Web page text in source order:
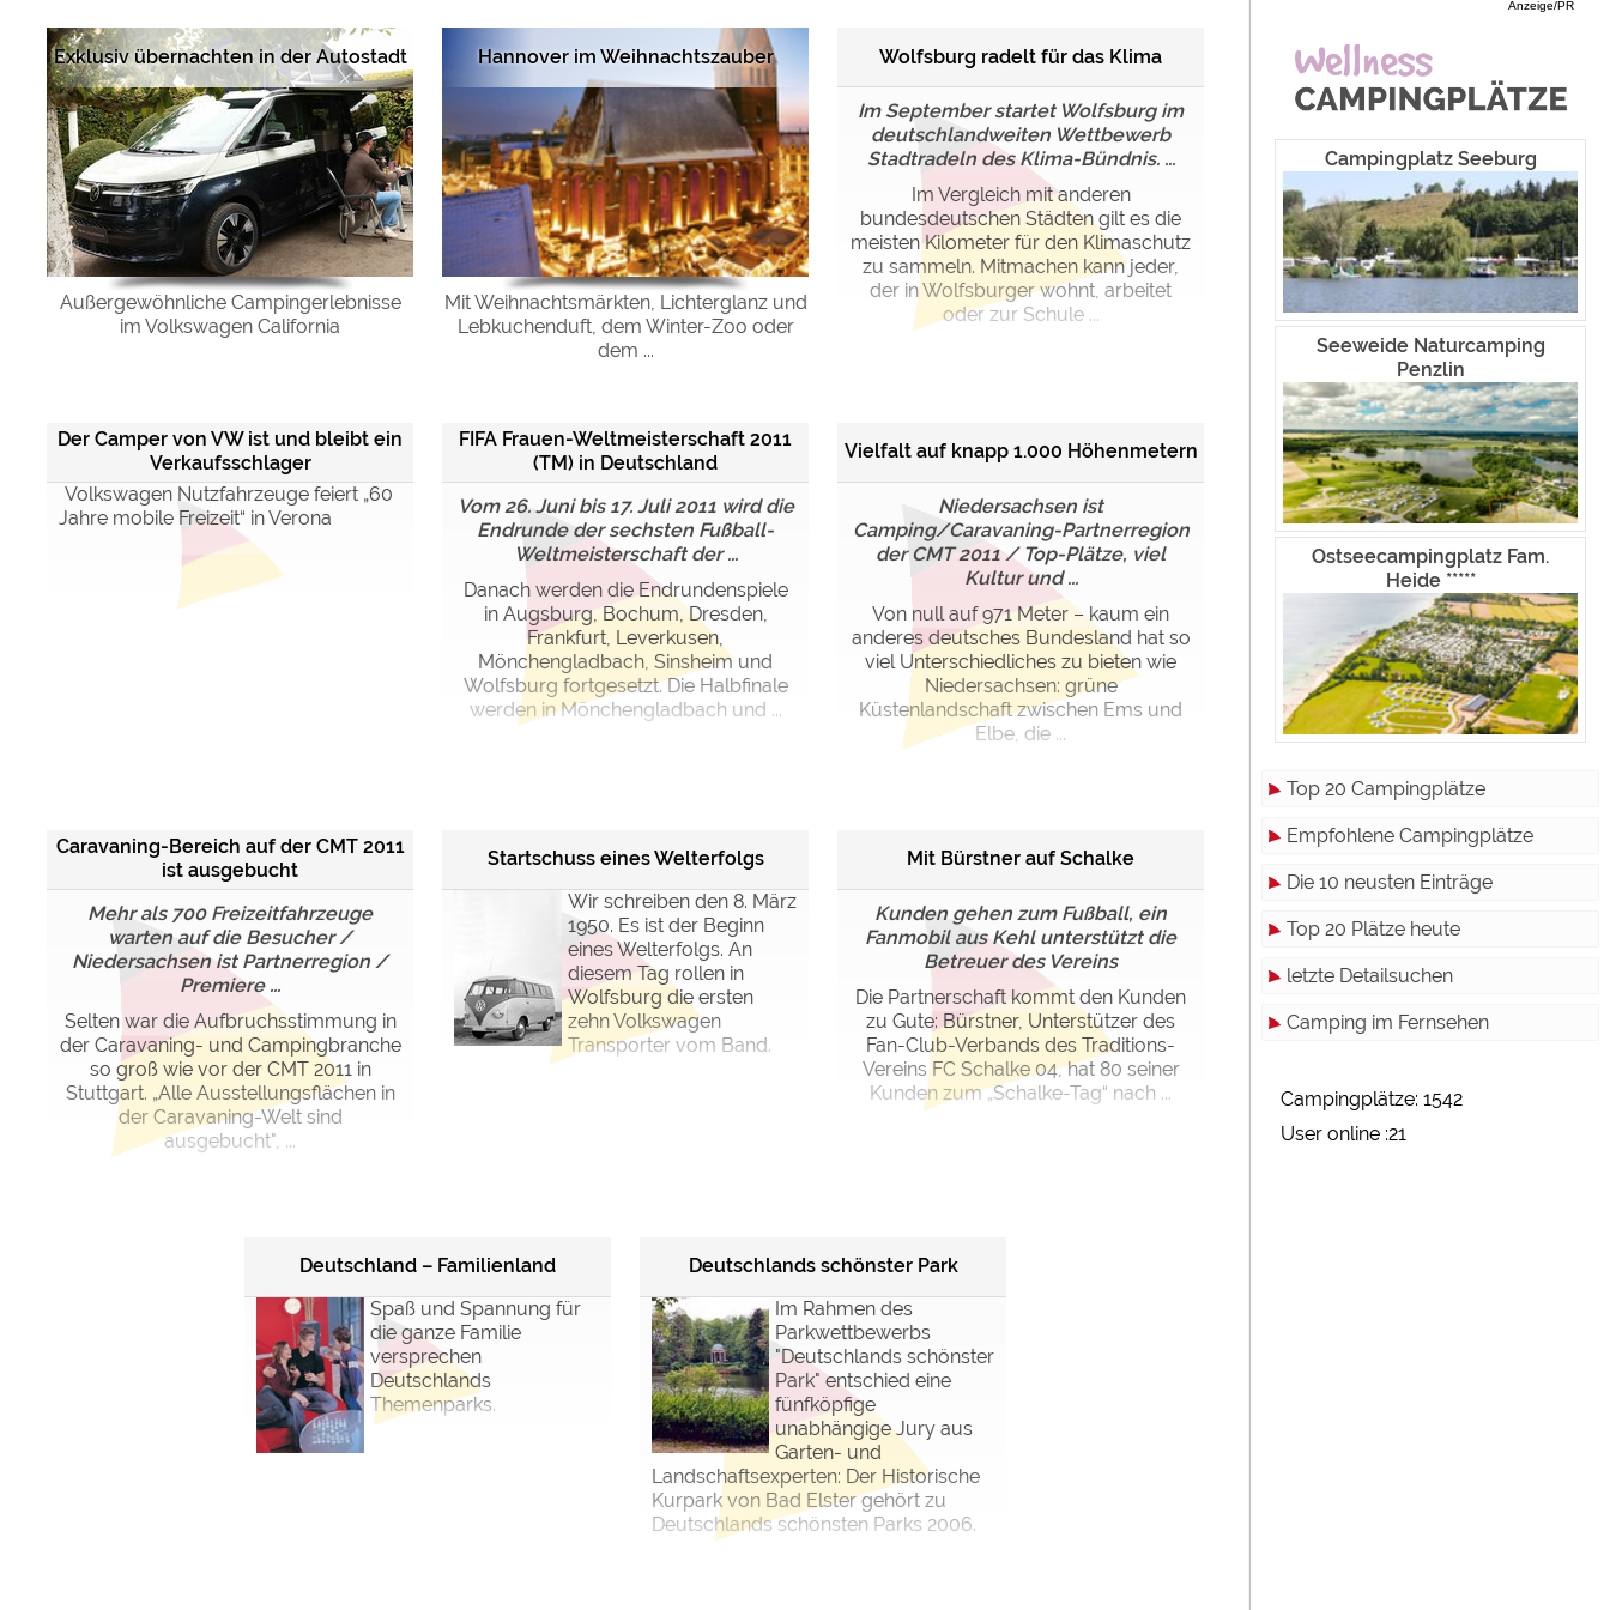
Exklusiv übernachten in der Autostadt
Außergewöhnliche Campingerlebnisse
im Volkswagen California
Hannover im Weihnachtszauber
Mit Weihnachtsmärkten, Lichterglanz und
Lebkuchenduft, dem Winter-Zoo oder
dem ...
Wolfsburg radelt für das Klima
Im September startet Wolfsburg im
deutschlandweiten Wettbewerb
Stadtradeln des Klima-Bündnis. ...
Im Vergleich mit anderen
bundesdeutschen Städten gilt es die
meisten Kilometer für den Klimaschutz
zu sammeln. Mitmachen kann jeder,
der in Wolfsburger wohnt, arbeitet
oder zur Schule ...
Der Camper von VW ist und bleibt ein
Verkaufsschlager
Volkswagen Nutzfahrzeuge feiert „60
Jahre mobile Freizeit“ in Verona
FIFA Frauen-Weltmeisterschaft 2011
(TM) in Deutschland
Vom 26. Juni bis 17. Juli 2011 wird die
Endrunde der sechsten Fußball-
Weltmeisterschaft der ...
Danach werden die Endrundenspiele
in Augsburg, Bochum, Dresden,
Frankfurt, Leverkusen,
Mönchengladbach, Sinsheim und
Wolfsburg fortgesetzt. Die Halbfinale
werden in Mönchengladbach und ...
Vielfalt auf knapp 1.000 Höhenmetern
Niedersachsen ist
Camping/Caravaning-Partnerregion
der CMT 2011 / Top-Plätze, viel
Kultur und ...
Von null auf 971 Meter – kaum ein
anderes deutsches Bundesland hat so
viel Unterschiedliches zu bieten wie
Niedersachsen: grüne
Küstenlandschaft zwischen Ems und
Elbe, die ...
Caravaning-Bereich auf der CMT 2011
ist ausgebucht
Mehr als 700 Freizeitfahrzeuge
warten auf die Besucher /
Niedersachsen ist Partnerregion /
Premiere ...
Selten war die Aufbruchsstimmung in
der Caravaning- und Campingbranche
so groß wie vor der CMT 2011 in
Stuttgart. „Alle Ausstellungsflächen in
der Caravaning-Welt sind
ausgebucht", ...
Startschuss eines Welterfolgs
Wir schreiben den 8. März
1950. Es ist der Beginn
eines Welterfolgs. An
diesem Tag rollen in
Wolfsburg die ersten
zehn Volkswagen
Transporter vom Band.
Mit Bürstner auf Schalke
Kunden gehen zum Fußball, ein
Fanmobil aus Kehl unterstützt die
Betreuer des Vereins
Die Partnerschaft kommt den Kunden
zu Gute: Bürstner, Unterstützer des
Fan-Club-Verbands des Traditions-
Vereins FC Schalke 04, hat 80 seiner
Kunden zum „Schalke-Tag“ nach ...
Deutschland – Familienland
Spaß und Spannung für
die ganze Familie
versprechen
Deutschlands
Themenparks.
Deutschlands schönster Park
Im Rahmen des
Parkwettbewerbs
"Deutschlands schönster
Park" entschied eine
fünfköpfige
unabhängige Jury aus
Garten- und
Landschaftsexperten: Der Historische
Kurpark von Bad Elster gehört zu
Deutschlands schönsten Parks 2006.
Miet-Wohnwagen
Miet-Zelte
Mecklenburg-Vorpommern
Niedersachsen
Nordrhein-Westfalen
Rheinland-Pfalz
Saarland
Sachsen
Sachsen-Anhalt
Schleswig-Holstein
Thüringen
Campingplätze
Camping & Caravan
Sonstiges
Specials
Archiv
Anzeige/PR
Campingplatz Seeburg
Seeweide Naturcamping
Penzlin
Ostseecampingplatz Fam.
Heide *****
Top 20 Campingplätze
Empfohlene Campingplätze
Die 10 neusten Einträge
Top 20 Plätze heute
letzte Detailsuchen
Camping im Fernsehen
Campingplätze: 1542
User online :21